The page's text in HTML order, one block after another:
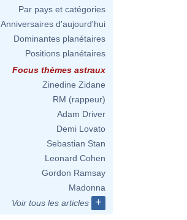
Par pays et catégories
Anniversaires d'aujourd'hui
Dominantes planétaires
Positions planétaires
Focus thèmes astraux
Zinedine Zidane
RM (rappeur)
Adam Driver
Demi Lovato
Sebastian Stan
Leonard Cohen
Gordon Ramsay
Madonna
Voir tous les articles
+